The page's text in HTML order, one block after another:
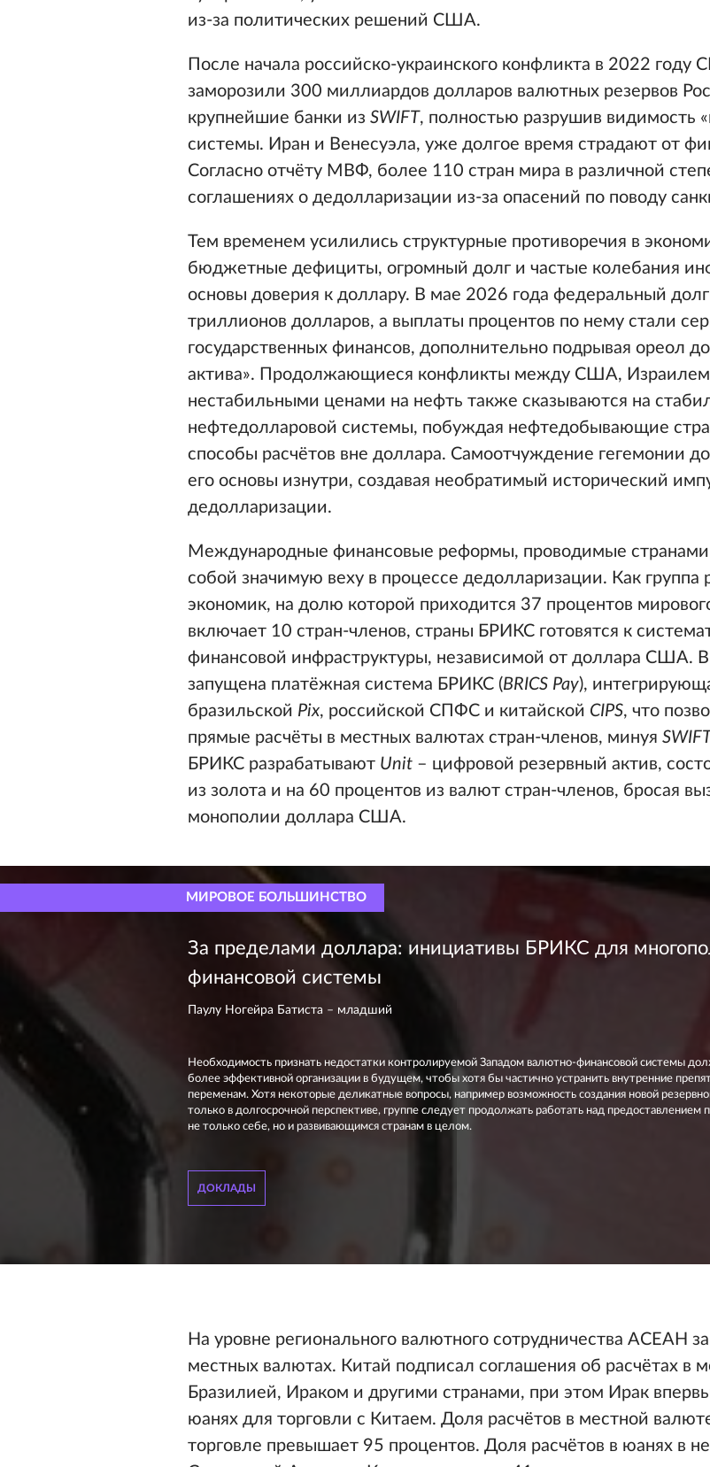
из-за политических решений США.
После начала российско-украинского конфликта в 2022 году
заморозили 300 миллиардов долларов валютных резервов
крупнейшие банки из SWIFT, полностью разрушив видимость
системы. Иран и Венесуэла, уже долгое время страдают от
Согласно отчёту МВФ, более 110 стран мира в различной
соглашениях о дедолларизации из-за опасений по поводу
Тем временем усилились структурные противоречия в
бюджетные дефициты, огромный долг и частые колебания
основы доверия к доллару. В мае 2026 года федеральный
триллионов долларов, а выплаты процентов по нему стали
государственных финансов, дополнительно подрывая ореол
актива». Продолжающиеся конфликты между США, Израилем
нестабильными ценами на нефть также сказываются на
нефтедолларовой системы, побуждая нефтедобывающие
способы расчётов вне доллара. Самоотчуждение гегемонии
его основы изнутри, создавая необратимый исторический
дедолларизации.
Международные финансовые реформы, проводимые
собой значимую веху в процессе дедолларизации. Как группа
экономик, на долю которой приходится 37 процентов
включает 10 стран-членов, страны БРИКС готовятся к
финансовой инфраструктуры, независимой от доллара США.
запущена платёжная система БРИКС (BRICS Pay),
бразильской Pix, российской СПФС и китайской CIPS, что
прямые расчёты в местных валютах стран-членов, минуя
БРИКС разрабатывают Unit – цифровой резервный актив,
из золота и на 60 процентов из валют стран-членов, бросая
монополии доллара США.
МИРОВОЕ БОЛЬШИНСТВО
За пределами доллара: инициативы БРИКС для
финансовой системы
Паулу Ногейра Батиста – младший
Необходимость признать недостатки контролируемой Западом валютно-финансовой системы
более эффективной организации в будущем, чтобы хотя бы частично устранить внутренние
переменам. Хотя некоторые деликатные вопросы, например возможность создания новой
только в долгосрочной перспективе, группе следует продолжать работать над предоставлением
не только себе, но и развивающимся странам в целом.
ДОКЛАДЫ
На уровне регионального валютного сотрудничества АСЕАН
местных валютах. Китай подписал соглашения об расчётах в
Бразилией, Ираком и другими странами, при этом Ирак
юанях для торговли с Китаем. Доля расчётов в местной
торговле превышает 95 процентов. Доля расчётов в юанях в